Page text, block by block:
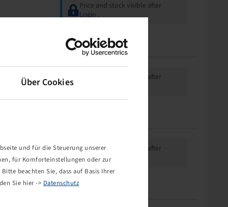
Über Cookies
und für die Steuerung unserer
für Komforteinstellungen oder zur
beachten Sie, dass auf Basis Ihrer
Sie hier -> Datenschutz
Price and stock visible after
Login.
Price and stock visible after
Price and stock visible after
Login.